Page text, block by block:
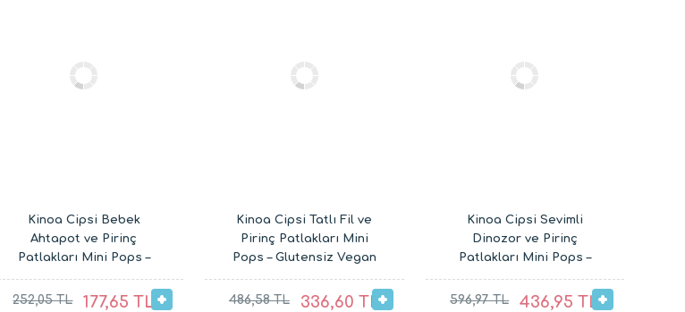
Kinoa Cipsi Bebek
Ahtapot ve Pirinç
Patlakları Mini Pops –
Atıştırmalıkları (20G ve
252,05 TL 177,65 TL
Kinoa Cipsi Tatlı Fil ve
Pirinç Patlakları Mini
Pops – Glutensiz Vegan
(20G ve 30G)
486,58 TL 336,60 TL
Kinoa Cipsi Sevimli
Dinozor ve Pirinç
Patlakları Mini Pops –
Atıştırmalıkları (20G ve
596,97 TL 436,95 TL